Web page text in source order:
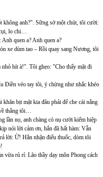
không anh?". Sững sờ một chút, tôi cười:
lo chi…
quen a? Anh quen a?
xe dùm tao – Rồi quay sang Nương, tôi
hít à!". Tôi ghẹo: "Cho thấy mặt đi
Điền véo tay tôi, ý chừng như nhắc khéo
bịt mặt kia đâu phải để che cái nắng
thằng tôi…
lần nọ, anh chàng có nụ cười kiếm hiệp
nói lời cảm ơn, hắn đã hất hàm: Vẫn
lời: Ừ! Hắn nhận điếu thuốc, dòm tôi
vừa rủ rỉ: Lão thầy dạy môn Phong cách